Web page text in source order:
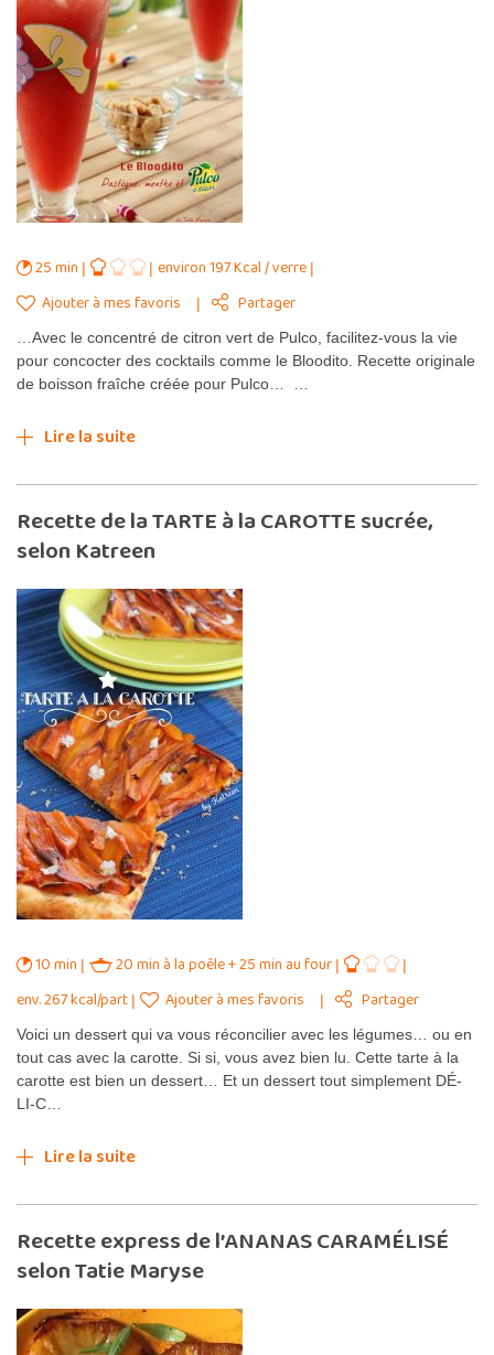
25 min
environ 197 Kcal / verre
Ajouter à mes favoris
Partager
…Avec le concentré de citron vert de Pulco, facilitez-vous la vie
pour concocter des cocktails comme le Bloodito. Recette originale
de boisson fraîche créée pour Pulco… …
Lire la suite
Recette de la TARTE à la CAROTTE sucrée,
selon Katreen
10 min
20 min à la poêle + 25 min au four
env. 267 kcal/part
Ajouter à mes favoris Partager
Voici un dessert qui va vous réconcilier avec les légumes… ou en
tout cas avec la carotte. Si si, vous avez bien lu. Cette tarte à la
carotte est bien un dessert… Et un dessert tout simplement DÉ-
LI-C…
Lire la suite
Recette express de l’ANANAS CARAMÉLISÉ
selon Tatie Maryse